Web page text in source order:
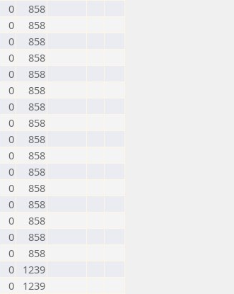
0
858
0
858
0
858
0
858
0
858
0
858
0
858
0
858
0
858
0
858
0
858
0
858
0
858
0
858
0
858
0
858
0
1239
0 1239